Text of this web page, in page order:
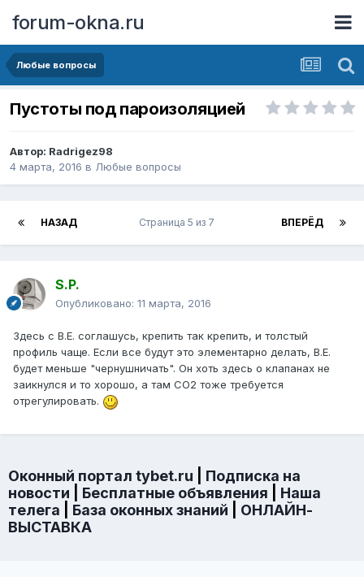
forum-okna.ru
Любые вопросы
Пустоты под пароизоляцией
Автор: Radrigez98
4 марта, 2016 в Любые вопросы
НАЗАД ВПЕРЁД
Страница 5 из 7
S.P.
Опубликовано: 11 марта, 2016
Здесь с В.Е. соглашусь, крепить так крепить, и толстый
профиль чаще. Если все будут это элементарно делать, В.Е.
будет меньше "чернушничать". Он хоть здесь о клапанах не
заикнулся и то хорошо, а там СО2 тоже требуется
отрегулировать.
Оконный портал tybet.ru
Подписка на
новости
Бесплатные объявления
Наша
телега
База оконных знаний
ОНЛАЙН-
ВЫСТАВКА